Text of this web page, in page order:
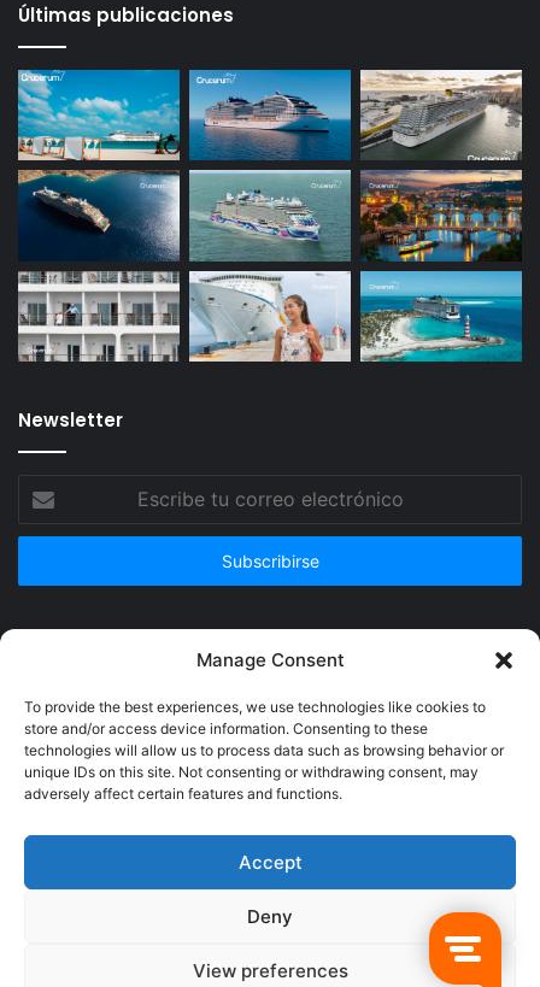
Manage Consent
To provide the best experiences, we use technologies like cookies to
store and/or access device information. Consenting to these
technologies will allow us to process data such as browsing behavior or
unique IDs on this site. Not consenting or withdrawing consent, may
adversely affect certain features and functions.
Accept
Deny
View preferences
Últimas publicaciones
Newsletter
correo
© Copyright 2026, Todos los derechos reservados @Crucerum |
Facebook
TwitterYouTubeInstagram